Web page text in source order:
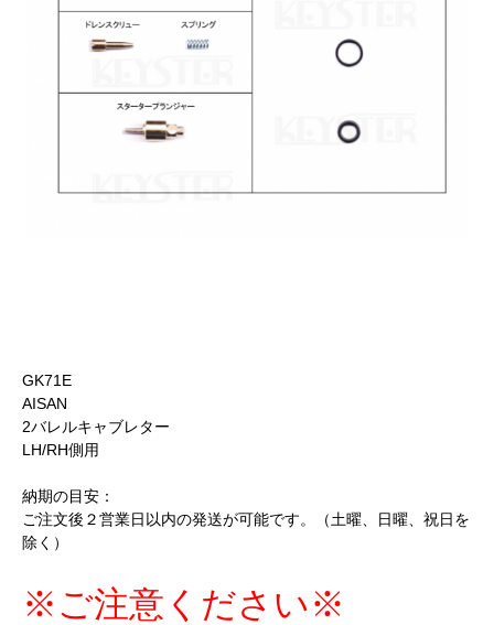
GK71E
AISAN
2バレルキャブレター
LH/RH側用
納期の目安：
ご注文後２営業日以内の発送が可能です。（土曜、日曜、祝日を
除く）
※ご注意ください※